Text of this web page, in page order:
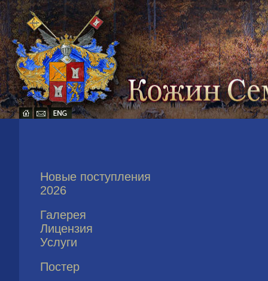
Новые поступления
2026
Галерея
Лицензия
Услуги
Постер